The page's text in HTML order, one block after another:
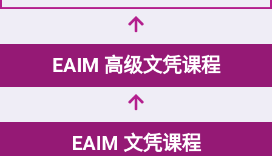
EAIM 高级文凭课程
EAIM 文凭课程